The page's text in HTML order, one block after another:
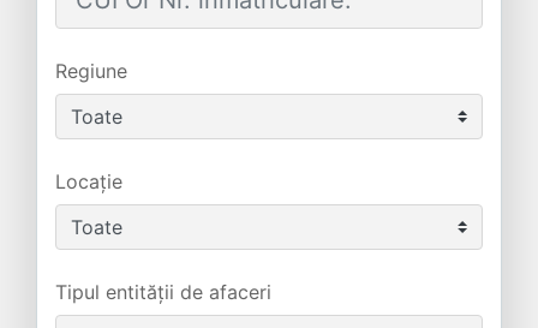
Regiune
Locație
Tipul entității de afaceri